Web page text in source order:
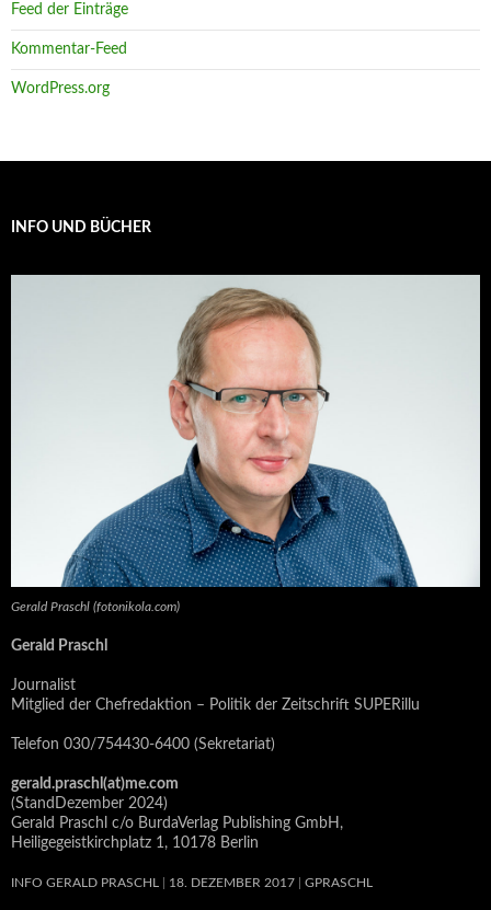
Feed der Einträge
Kommentar-Feed
WordPress.org
INFO UND BÜCHER
Gerald Praschl (fotonikola.com)
Gerald Praschl
Journalist
Mitglied der Chefredaktion – Politik der Zeitschrift SUPERillu
Telefon 030/754430-6400 (Sekretariat)
gerald.praschl(at)me.com
(StandDezember 2024)
Gerald Praschl c/o BurdaVerlag Publishing GmbH,
Heiligegeistkirchplatz 1, 10178 Berlin
INFO GERALD PRASCHL 18. DEZEMBER 2017 GPRASCHL